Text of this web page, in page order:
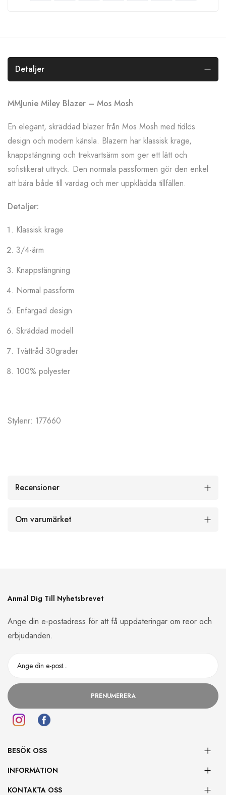
Detaljer
MMJunie Miley Blazer – Mos Mosh
En elegant, skräddad blazer från Mos Mosh med tidlös
design och modern känsla. Blazern har klassisk krage,
knappstängning och trekvartsärm som ger ett lätt och
sofistikerat uttryck. Den normala passformen gör den enkel
att bära både till vardag och mer uppklädda tillfällen.
Detaljer:
Klassisk krage
3/4-ärm
Knappstängning
Normal passform
Enfärgad design
Skräddad modell
Tvättråd 30grader
100% polyester
Stylenr: 177660
Recensioner
Om varumärket
Anmäl Dig Till Nyhetsbrevet
Ange din e-postadress för att få uppdateringar om reor och
erbjudanden.
PRENUMERERA
BESÖK OSS
INFORMATION
KONTAKTA OSS